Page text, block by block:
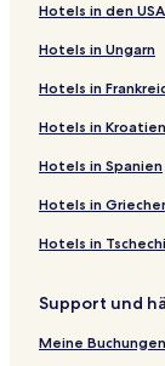
Hotels in den USA
Hotels in Ungarn
Hotels in
Hotels in Kroatien
Hotels in Spanien
Hotels in
Hotels in
Support und
Meine Buchungen